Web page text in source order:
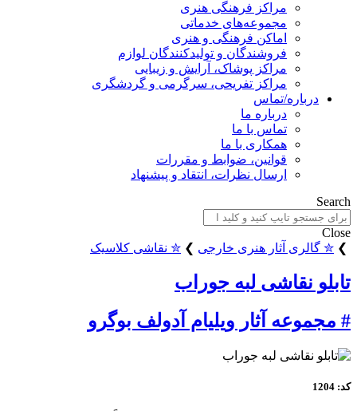
مراکز فرهنگی هنری
مجموعه‌های خدماتی
اماکن فرهنگی و هنری
فروشندگان و تولیدکنندگان لوازم
مراکز پوشاک، آرایش و زیبایی
مراکز تفریحی، سرگرمی و گردشگری
تماس
درباره ما
تماس با ما
همکاری با ما
قوانین، ضوابط و مقررات
ارسال نظرات، انتقاد و پیشنهاد
آثار هنری خارجی ❯ ✮ نقاشی کلاسیک
نقاشی لبه جوراب
آثار ویلیام آدولف بوگرو